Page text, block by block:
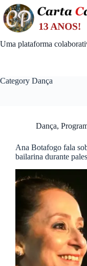
Skip
to
content
Uma plataforma
Category Dança
Dança,
Ana Botafogo fala
bailarina durante